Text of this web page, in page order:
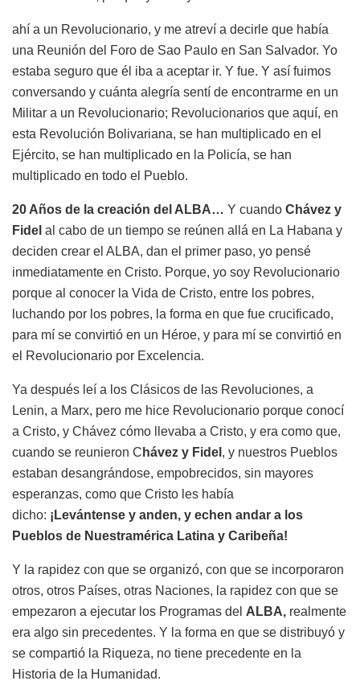
ahí a un Revolucionario, y me atreví a decirle que había
una Reunión del Foro de Sao Paulo en San Salvador. Yo
estaba seguro que él iba a aceptar ir. Y fue. Y así fuimos
conversando y cuánta alegría sentí de encontrarme en un
Militar a un Revolucionario; Revolucionarios que aquí, en
esta Revolución Bolivariana, se han multiplicado en el
Ejército, se han multiplicado en la Policía, se han
multiplicado en todo el Pueblo.
20 Años de la creación del ALBA… Y cuando Chávez y
Fidel al cabo de un tiempo se reúnen allá en La Habana y
deciden crear el ALBA, dan el primer paso, yo pensé
inmediatamente en Cristo. Porque, yo soy Revolucionario
porque al conocer la Vida de Cristo, entre los pobres,
luchando por los pobres, la forma en que fue crucificado,
para mí se convirtió en un Héroe, y para mí se convirtió en
el Revolucionario por Excelencia.
Ya después leí a los Clásicos de las Revoluciones, a
Lenin, a Marx, pero me hice Revolucionario porque conocí
a Cristo, y Chávez cómo llevaba a Cristo, y era como que,
cuando se reunieron C hávez y Fidel , y nuestros Pueblos
estaban desangrándose, empobrecidos, sin mayores
esperanzas, como que Cristo les había
dicho: ¡Levántense y anden, y echen andar a los
Pueblos de Nuestramérica Latina y Caribeña!
Y la rapidez con que se organizó, con que se incorporaron
otros, otros Países, otras Naciones, la rapidez con que se
empezaron a ejecutar los Programas del ALBA, realmente
era algo sin precedentes. Y la forma en que se distribuyó y
se compartió la Riqueza, no tiene precedente en la
Historia de la Humanidad.